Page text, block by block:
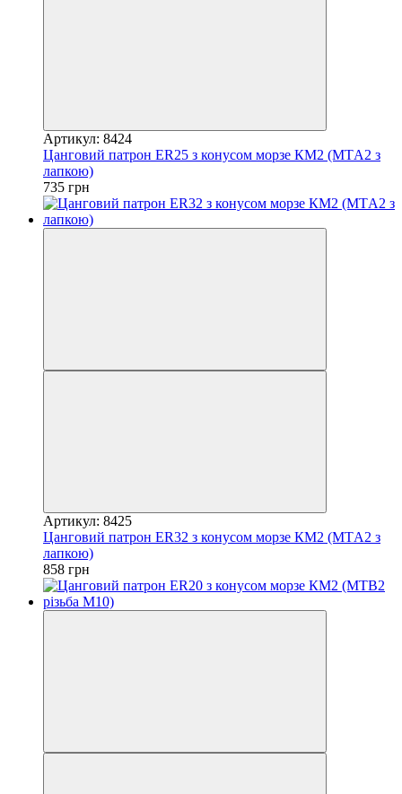
Артикул: 8424
Цанговий патрон ER25 з конусом морзе КМ2 (MTА2 з
лапкою)
735 грн
Артикул: 8425
Цанговий патрон ER32 з конусом морзе КМ2 (MTА2 з
лапкою)
858 грн